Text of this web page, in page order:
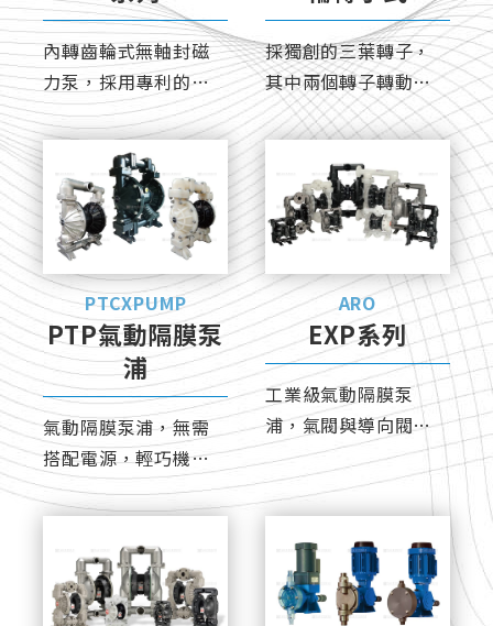
內轉齒輪式無軸封磁
力泵，採用專利的
Taocloid 齒輪
採獨創的三葉轉子，
其中兩個轉子轉動時
無互相接觸，維持流
體平穩地流動。
PTCXPUMP
PTP氣動隔膜泵
浦
氣動隔膜泵浦，無需
搭配電源，輕巧機身
可隨時隨地移動，具
防爆功能。
ARO
EXP系列
工業級氣動隔膜泵
浦，氣閥與導向閥專
利設計，小震動、無
需潤滑油。